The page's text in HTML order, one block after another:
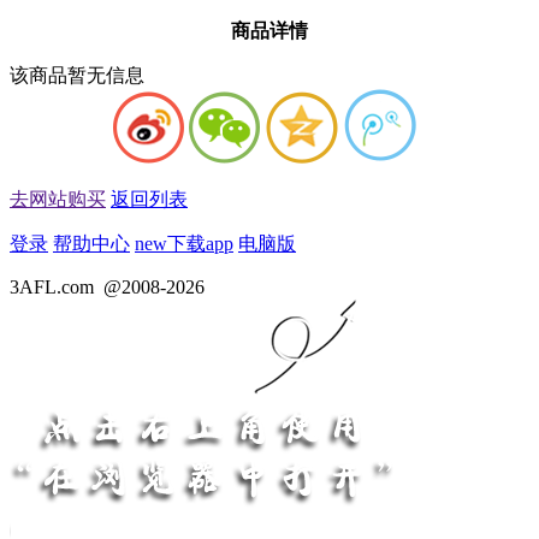
商品详情
该商品暂无信息
去网站购买 返回列表
登录 帮助中心 new下载app 电脑版
3AFL.com @2008-2026